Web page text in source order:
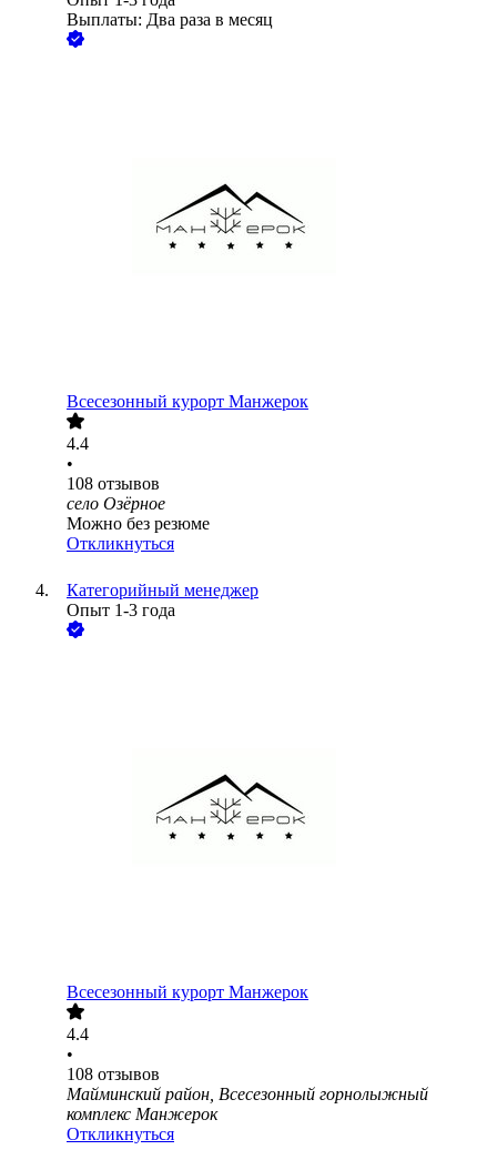
Выплаты: Два раза в месяц
Всесезонный курорт Манжерок
4.4
•
108 отзывов
село Озёрное
Можно без резюме
Откликнуться
Категорийный менеджер
Опыт 1-3 года
Всесезонный курорт Манжерок
4.4
•
108 отзывов
Майминский район, Всесезонный горнолыжный
комплекс Манжерок
Откликнуться